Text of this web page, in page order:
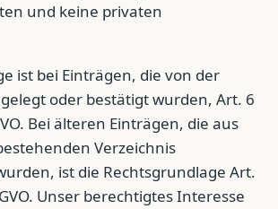
und keine privaten
ist bei Einträgen, die von der
oder bestätigt wurden, Art. 6
Bei älteren Einträgen, die aus
Verzeichnis
ist die Rechtsgrundlage Art.
Unser berechtigtes Interesse